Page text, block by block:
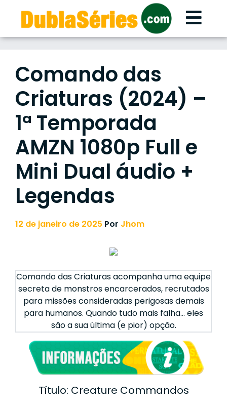
content
Comando das
Criaturas (2024) –
1ª Temporada
AMZN 1080p Full e
Mini Dual áudio +
Legendas
12 de janeiro de 2025 Por Jhom
Comando das Criaturas acompanha uma equipe
secreta de monstros encarcerados, recrutados
para missões consideradas perigosas demais
para humanos. Quando tudo mais falha… eles
são a sua última (e pior) opção.
Título: Creature Commandos